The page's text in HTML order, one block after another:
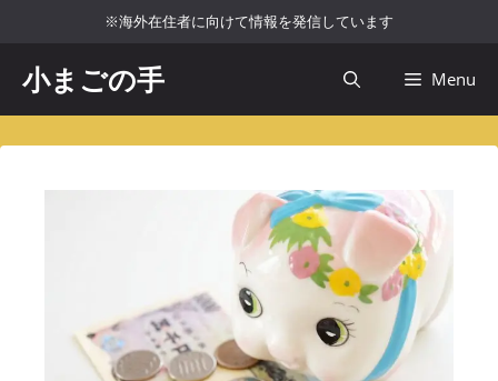
ツ
へ
※海外在住者に向けて情報を発信しています
小まごの手 Menu